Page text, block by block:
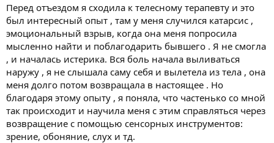
Перед отъездом я сходила к телесному терапевту и это
был интересный опыт , там у меня случился катарсис ,
эмоциональный взрыв, когда она меня попросила
мысленно найти и поблагодарить бывшего . Я не смогла
, и началась истерика. Вся боль начала выливаться
наружу , я не слышала саму себя и вылетела из тела , она
меня долго потом возвращала в настоящее . Но
благодаря этому опыту , я поняла, что частенько со мной
так происходит и научила меня с этим справляться через
возвращение с помощью сенсорных инструментов:
зрение, обоняние, слух и тд.